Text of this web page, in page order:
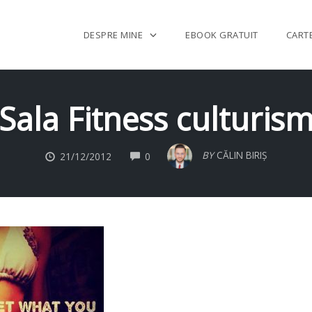
DESPRE MINE EBOOK GRATUIT
Sala Fitness
21/12/2012 0 COMMENTS BY CĂLIN BIRIȘ